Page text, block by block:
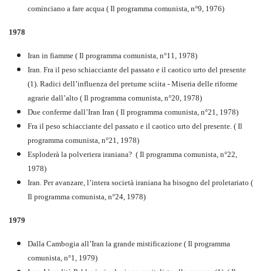
cominciano a fare acqua ( Il programma comunista, n°9, 1976)
1978
Iran in fiamme ( Il programma comunista, n°11, 1978)
Iran. Fra il peso schiacciante del passato e il caotico urto del presente
(1). Radici dell’influenza del pretume sciita - Miseria delle riforme
agrarie dall’alto ( Il programma comunista, n°20, 1978)
Due conferme dall’Iran Iran ( Il programma comunista, n°21, 1978)
Fra il peso schiacciante del passato e il caotico urto del presente. ( Il
programma comunista, n°21, 1978)
Esploderà la polveriera iraniana? ( Il programma comunista, n°22,
1978)
Iran. Per avanzare, l’intera società iraniana ha bisogno del proletariato (
Il programma comunista, n°24, 1978)
1979
Dalla Cambogia all’Iran la grande mistificazione ( Il programma
comunista, n°1, 1979)